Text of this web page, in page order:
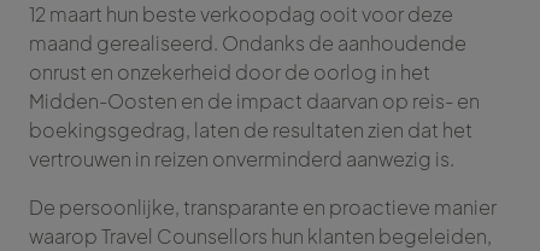
12 maart hun beste verkoopdag ooit voor deze
maand gerealiseerd. Ondanks de aanhoudende
onrust en onzekerheid door de oorlog in het
Midden-Oosten en de impact daarvan op reis- en
boekingsgedrag, laten de resultaten zien dat het
vertrouwen in reizen onverminderd aanwezig is.
De persoonlijke, transparante en proactieve manier
waarop Travel Counsellors hun klanten begeleiden,